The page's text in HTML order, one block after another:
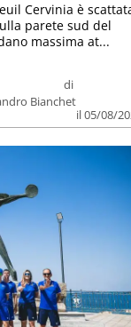
di
Bianchet
il 05/08/
Cervinia è
parete sud del
massima at...